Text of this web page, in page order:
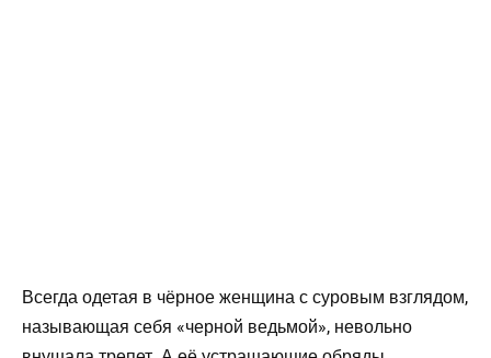
Всегда одетая в чёрное женщина с суровым взглядом,
называющая себя «черной ведьмой», невольно